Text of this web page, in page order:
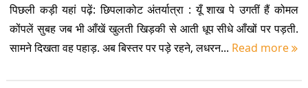
पिछली कड़ी यहां पढ़ें: छिपलाकोट अंतर्यात्रा : यूँ शाख पे उगतीं हैं कोमल
कोंपलें सुबह जब भी आँखें खुलती खिड़की से आती धूप सीधे आँखों पर पड़ती.
सामने दिखता वह पहाड़. अब बिस्तर पर पड़े रहने, लधरन... Read more